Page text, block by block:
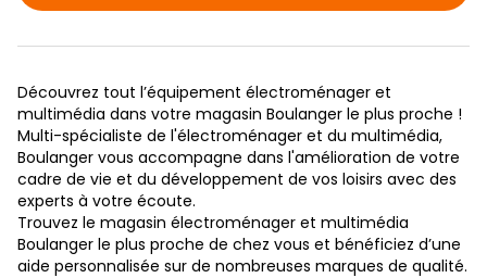
Découvrez tout l’équipement électroménager et
multimédia dans votre magasin Boulanger le plus proche !
Multi-spécialiste de l'électroménager et du multimédia,
Boulanger vous accompagne dans l'amélioration de votre
cadre de vie et du développement de vos loisirs avec des
experts à votre écoute.
Trouvez le magasin électroménager et multimédia
Boulanger le plus proche de chez vous et bénéficiez d’une
aide personnalisée sur de nombreuses marques de qualité.